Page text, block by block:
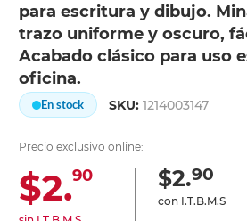
para escritura y dibujo.
trazo uniforme y oscuro,
Acabado clásico para uso
oficina.
En stock SKU:1214003147
Precio exclusivo online:
$2.90 $2.90
con I.T.B.M.S